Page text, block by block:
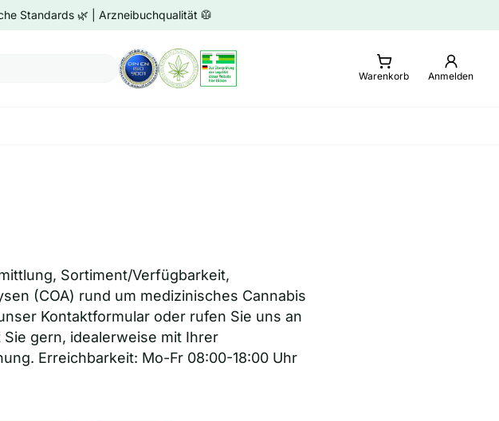
Standards 🌿 | Arzneibuchqualität 🥼
Warenkorb Anmelden
Sortiment/Verfügbarkeit,
(COA) rund um medizinisches Cannabis
Kontaktformular oder rufen Sie uns an
gern, idealerweise mit Ihrer
Erreichbarkeit: Mo-Fr 08:00-18:00 Uhr